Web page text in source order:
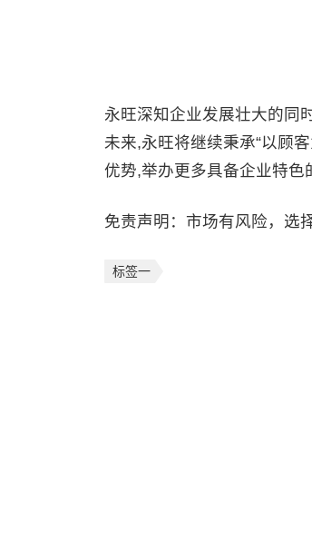
永旺深知企业发展壮大的同
未来,永旺将继续秉承“以顾
优势,举办更多具备企业特色
免责声明：市场有风险，选
标签一